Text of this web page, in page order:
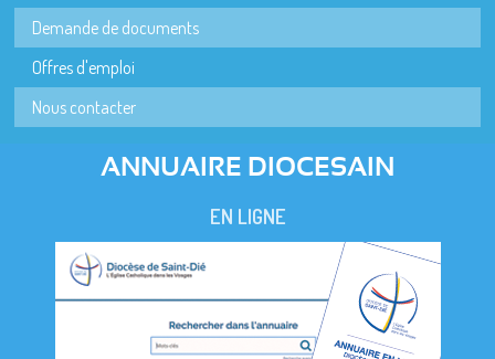
Demande de documents
Offres d'emploi
Nous contacter
ANNUAIRE DIOCESAIN
EN LIGNE